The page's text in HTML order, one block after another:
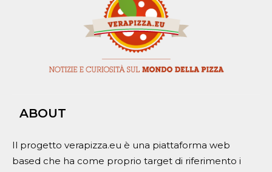
ABOUT
Il progetto verapizza.eu è una piattaforma web
based che ha come proprio target di riferimento i